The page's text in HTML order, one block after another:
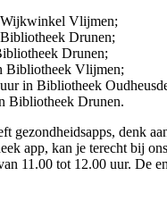
Wijkwinkel Vlijmen;
Drunen;
Drunen;
Bibliotheek Vlijmen;
in Bibliotheek
Bibliotheek Drunen.
gezondheidsapps, denk
app, kan je terecht bij
11.00 tot 12.00 uur. De